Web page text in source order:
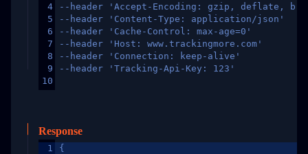
4
5
6
7
8
9
10
--header 'Accept-Encoding: gzip, deflate,
--header 'Content-Type: application/json'
--header 'Cache-Control: max-age=0'
--header 'Host: www.trackingmore.com'
--header 'Connection: keep-alive'
--header 'Tracking-Api-Key: 123'
Response
1
{